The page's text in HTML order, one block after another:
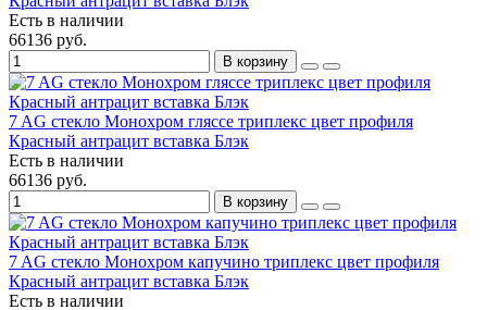
Есть в наличии
66136 руб.
В корзину
7 AG стекло Монохром гляссе триплекс цвет профиля
Красный антрацит вставка Блэк
Есть в наличии
66136 руб.
В корзину
7 AG стекло Монохром капучино триплекс цвет профиля
Красный антрацит вставка Блэк
Есть в наличии